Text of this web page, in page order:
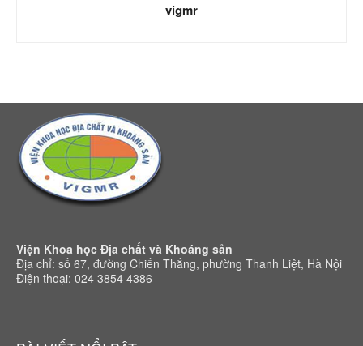
vigmr
Viện Khoa học Địa chất và Khoáng sản
Địa chỉ: số 67, đường Chiến Thắng, phường Thanh Liệt, Hà Nội
Điện thoại: 024 3854 4386